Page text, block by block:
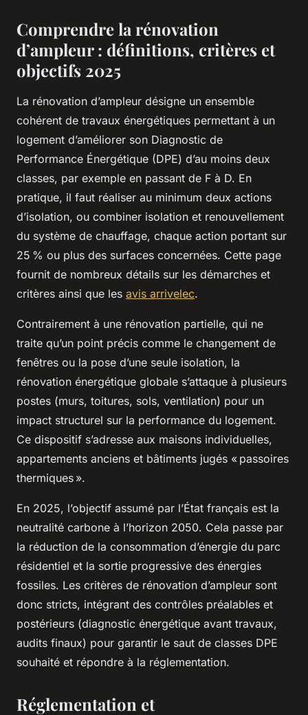
Comprendre la rénovation
d’ampleur : définitions, critères et
objectifs 2025
La rénovation d’ampleur désigne un ensemble
cohérent de travaux énergétiques permettant à un
logement d’améliorer son Diagnostic de
Performance Énergétique (DPE) d’au moins deux
classes, par exemple en passant de F à D. En
pratique, il faut réaliser au minimum deux actions
d’isolation, ou combiner isolation et renouvellement
du système de chauffage, chaque action portant sur
25 % ou plus des surfaces concernées. Cette page
fournit de nombreux détails sur les démarches et
critères ainsi que les avis arrivelec.
Contrairement à une rénovation partielle, qui ne
traite qu’un point précis comme le changement de
fenêtres ou la pose d’une seule isolation, la
rénovation énergétique globale s’attaque à plusieurs
postes (murs, toitures, sols, ventilation) pour un
impact structurel sur la performance du logement.
Ce dispositif s’adresse aux maisons individuelles,
appartements anciens et bâtiments jugés « passoires
thermiques ».
En 2025, l’objectif assumé par l’État français est la
neutralité carbone à l’horizon 2050. Cela passe par
la réduction de la consommation d’énergie du parc
résidentiel et la sortie progressive des énergies
fossiles. Les critères de rénovation d’ampleur sont
donc stricts, intégrant des contrôles préalables et
postérieurs (diagnostic énergétique avant travaux,
audits finaux) pour garantir le saut de classes DPE
souhaité et répondre à la réglementation.
Réglementation et